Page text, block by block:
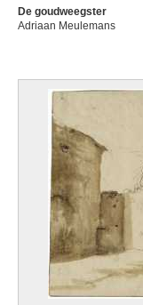
De goudweegster
Adriaan Meulemans